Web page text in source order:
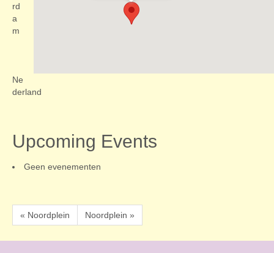
rd
a
m
Ne
derland
Upcoming Events
Geen evenementen
« Noordplein Noordplein »